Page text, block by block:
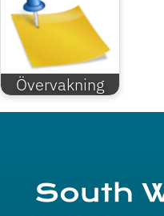
Övervakning